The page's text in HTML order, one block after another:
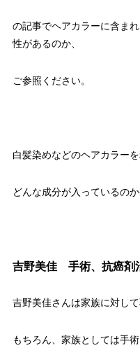
の記事でヘアカラーに含ま
性があるのか、
ご参照ください。
白髪染めなどのヘアカラーを
どんな成分が入っているのか
吉野美佳 手術、抗癌剤
吉野美佳さんは家族に対し
もちろん、家族としては手